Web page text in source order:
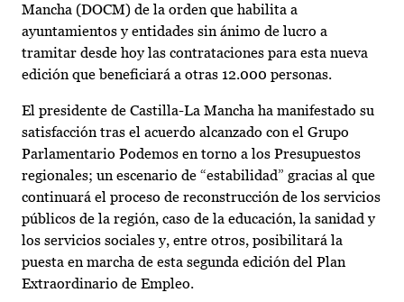
Mancha (DOCM) de la orden que habilita a
ayuntamientos y entidades sin ánimo de lucro a
tramitar desde hoy las contrataciones para esta nueva
edición que beneficiará a otras 12.000 personas.
El presidente de Castilla-La Mancha ha manifestado su
satisfacción tras el acuerdo alcanzado con el Grupo
Parlamentario Podemos en torno a los Presupuestos
regionales; un escenario de “estabilidad” gracias al que
continuará el proceso de reconstrucción de los servicios
públicos de la región, caso de la educación, la sanidad y
los servicios sociales y, entre otros, posibilitará la
puesta en marcha de esta segunda edición del Plan
Extraordinario de Empleo.